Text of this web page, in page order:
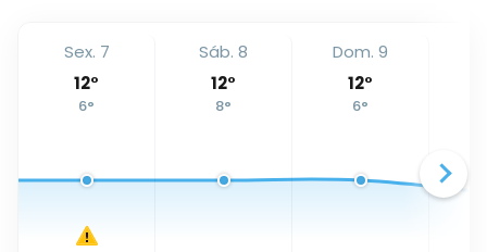
Sex. 7
12°
6°
Sáb. 8
12°
8°
Dom. 9
12°
6°